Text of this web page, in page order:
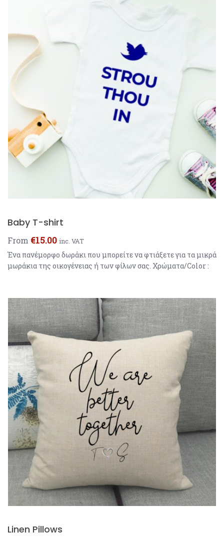
Baby T-shirt
From €15.00 inc. VAT
Ένα πανέμορφο δωράκι που μπορείτε να φτιάξετε για τα μικρά
μωράκια της οικογένειας ή των φίλων σας. Χρώματα/Color :
short sleeve / Το παιδικό φανελάκι είναι κοντομάνικο
Linen Pillows